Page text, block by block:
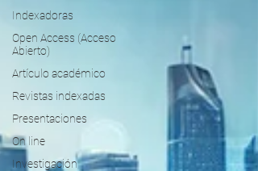
Indexadoras
Open Access (Acceso
Abierto)
Artículo académico
Revistas indexadas
Presentaciones
On line
Investigación